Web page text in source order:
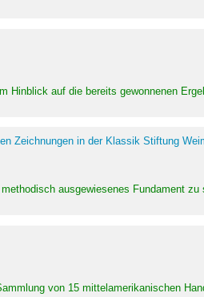
Hinblick auf die bereits gewonnenen
Zeichnungen in der Klassik Stiftung
ausgewiesenes Fundament zu
von 15 mittelamerikanischen